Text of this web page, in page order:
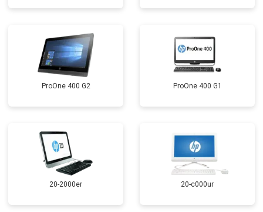
ProOne 400 G2 ProOne 400 G1
20-2000er 20-c000ur